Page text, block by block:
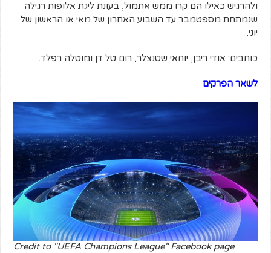
ולהרגיש כאילו הם קרו ממש אתמול, בעונת ליגת אלופות רגילה
שנמתחת מספטמבר עד השבוע האחרון של מאי או הראשון של
יוני.
כותבים: אודי ריבן, יוחאי שטנצלר, רום טל דן ומוטלה רפלד.
לשאר הפרקים
Credit to "UEFA Champions League" Facebook page